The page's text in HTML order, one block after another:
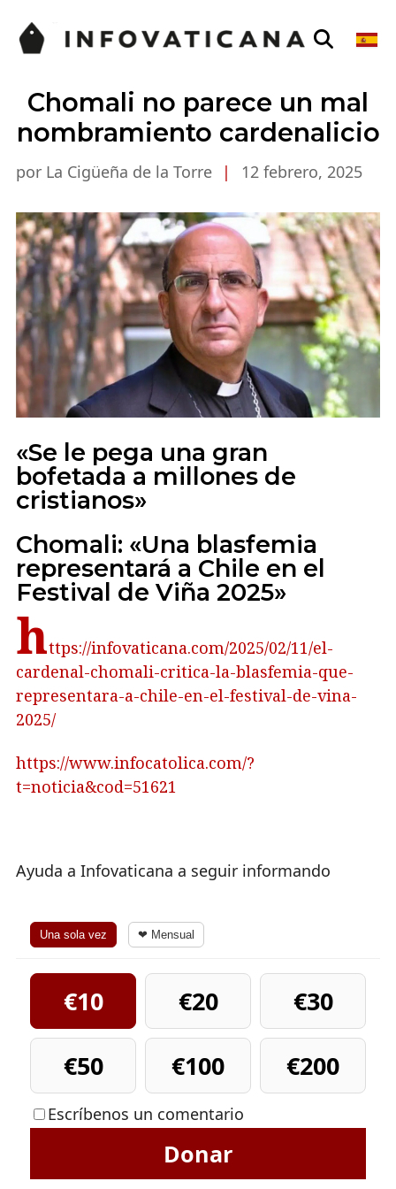
Chomali no parece un mal
nombramiento cardenalicio
por La Cigüeña de la Torre | 12 febrero, 2025
«Se le pega una gran
bofetada a millones de
cristianos»
Chomali: «Una blasfemia
representará a Chile en el
Festival de Viña 2025»
https://infovaticana.com/2025/02/11/el-
cardenal-chomali-critica-la-blasfemia-que-
representara-a-chile-en-el-festival-de-vina-
2025/
https://www.infocatolica.com/?
t=noticia&cod=51621
Ayuda a Infovaticana a seguir informando
Una sola vez ❤ Mensual
€10 €20
€30
€50
€100 €200
Escríbenos un comentario
Donar